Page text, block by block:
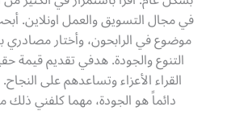
في مجال التسويق والعمل اونلاين.
موضوع في الرابحون، وأختار مصادري
التنوع والجودة. هدفي تقديم
القراء الأعزاء وتساعدهم على
دائماً هو الجودة، مهما كلفني